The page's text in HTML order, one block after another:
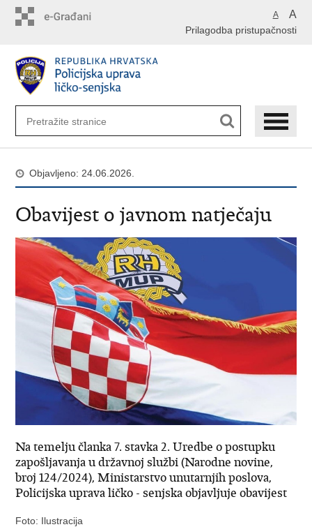
A A
Prilagodba pristupačnosti
Objavljeno: 24.06.2026.
Obavijest o javnom natječaju
Na temelju članka 7. stavka 2. Uredbe o postupku
zapošljavanja u državnoj službi (Narodne novine,
broj 124/2024), Ministarstvo unutarnjih poslova,
Policijska uprava ličko - senjska objavljuje obavijest
Foto: Ilustracija